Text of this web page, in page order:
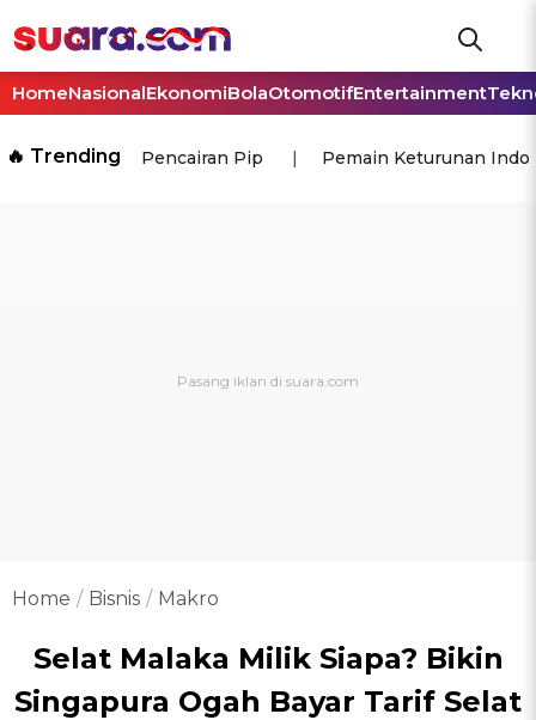
HomeNasionalEkonomiBolaOtomotifEntertainment
🔥 Trending Pencairan Pip Pemain Keturunan
Home Bisnis Makro
Selat Malaka Milik Siapa? Bikin
Singapura Ogah Bayar Tarif Selat